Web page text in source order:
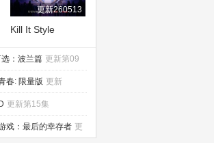
更新260513
Kill It Style
：波兰篇 更新第09
春: 限量版 更新
更新第15集
戏：最后的幸存者 更